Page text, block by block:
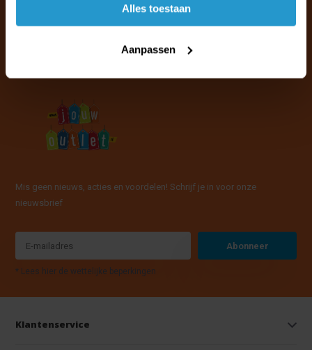
Alles toestaan
Aanpassen
Mis geen nieuws, acties en voordelen! Schrijf je in voor onze
nieuwsbrief
Abonneer
* Lees hier de wettelijke beperkingen
Klantenservice